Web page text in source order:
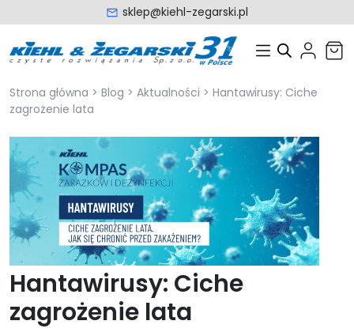
sklep@kiehl-zegarski.pl
Strona główna > Blog > Aktualności > Hantawirusy: Ciche
zagrożenie lata
Hantawirusy: Ciche
zagrożenie lata